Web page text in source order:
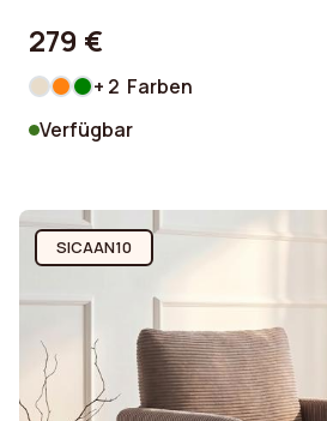
279 €
+ 2 Farben
Verfügbar
SICAAN10